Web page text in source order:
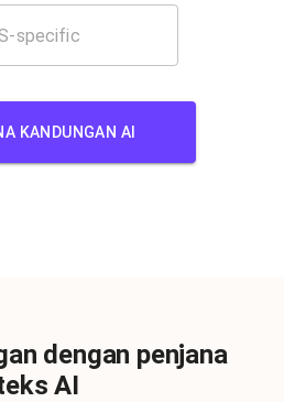
KANDUNGAN AI
dengan penjana
AI